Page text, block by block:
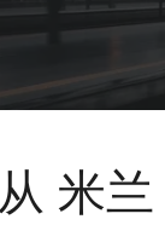
从 米